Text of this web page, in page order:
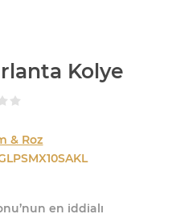
Kolye
& Roz
en iddialı